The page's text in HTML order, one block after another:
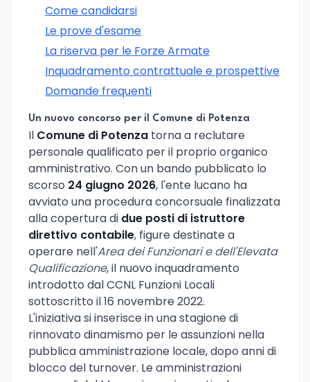
Come candidarsi
Le prove d'esame
La riserva per le Forze Armate
Inquadramento contrattuale e prospettive
Domande frequenti
Un nuovo concorso per il Comune di Potenza
Il Comune di Potenza torna a reclutare
personale qualificato per il proprio organico
amministrativo. Con un bando pubblicato lo
scorso 24 giugno 2026, l'ente lucano ha
avviato una procedura concorsuale finalizzata
alla copertura di due posti di istruttore
direttivo contabile, figure destinate a
operare nell'Area dei Funzionari e dell'Elevata
Qualificazione, il nuovo inquadramento
introdotto dal CCNL Funzioni Locali
sottoscritto il 16 novembre 2022.
L'iniziativa si inserisce in una stagione di
rinnovato dinamismo per le assunzioni nella
pubblica amministrazione locale, dopo anni di
blocco del turnover. Le amministrazioni